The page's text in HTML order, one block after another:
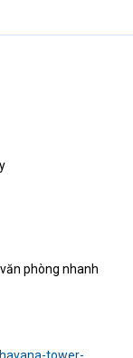
phòng nhanh